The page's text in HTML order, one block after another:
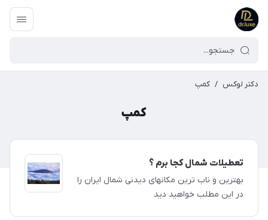
دکتر لوکس / کمپ
کمپ
تعطیلات شمال کجا برم ؟
بهترین و ناب ترین مکانهای دیدنی شمال ایران را
در این مطلب خواهید دید